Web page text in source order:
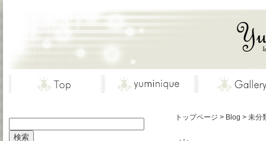
トップページ > Blog > 未分